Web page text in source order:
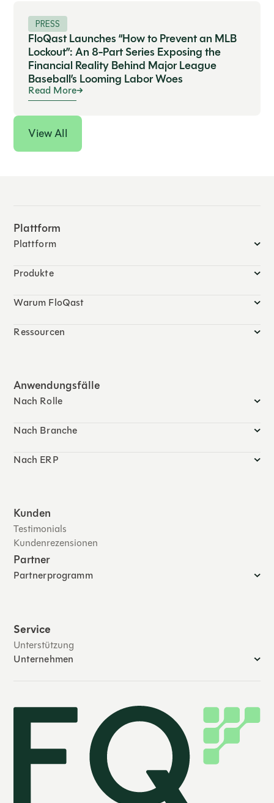
PRESS
FloQast Launches “How to Prevent an MLB
Lockout”: An 8-Part Series Exposing the
Financial Reality Behind Major League
Baseball’s Looming Labor Woes
Read More
View All
Plattform
Plattform
Produkte
Warum FloQast
Ressourcen
Anwendungsfälle
Nach Rolle
Nach Branche
Nach ERP
Kunden
Testimonials
Kundenrezensionen
Partner
Partnerprogramm
Service
Unterstützung
Unternehmen